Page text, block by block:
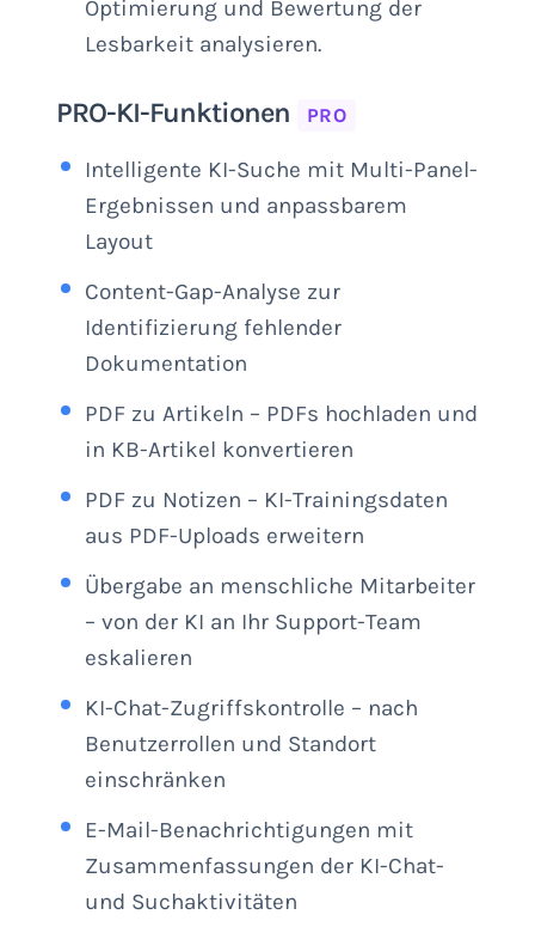
Optimierung und Bewertung der
Lesbarkeit analysieren.
PRO-KI-Funktionen PRO
Intelligente KI-Suche mit Multi-Panel-
Ergebnissen und anpassbarem
Layout
Content-Gap-Analyse zur
Identifizierung fehlender
Dokumentation
PDF zu Artikeln – PDFs hochladen und
in KB-Artikel konvertieren
PDF zu Notizen – KI-Trainingsdaten
aus PDF-Uploads erweitern
Übergabe an menschliche Mitarbeiter
– von der KI an Ihr Support-Team
eskalieren
KI-Chat-Zugriffskontrolle – nach
Benutzerrollen und Standort
einschränken
E-Mail-Benachrichtigungen mit
Zusammenfassungen der KI-Chat-
und Suchaktivitäten